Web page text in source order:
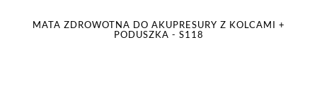
MATA ZDROWOTNA DO AKUPRESURY Z KOLCAMI +
PODUSZKA - S118